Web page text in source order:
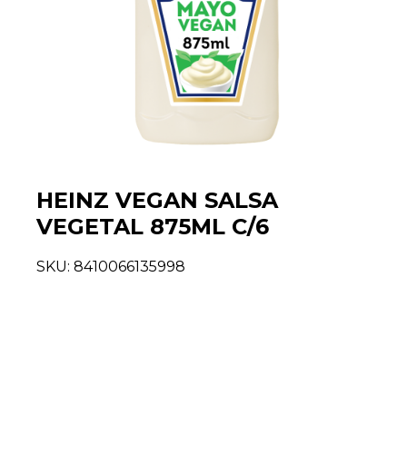
HEINZ VEGAN SALSA
VEGETAL 875ML C/6
SKU: 8410066135998